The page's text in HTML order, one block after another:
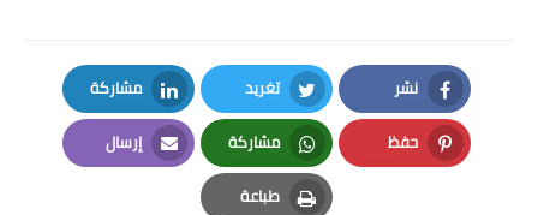
نشر
Facebook
تغريد
Twitter
مشاركة
LinkedIn
حفظ
Pinterest
مشاركة
Whatsapp
إرسال
Email
طباعة